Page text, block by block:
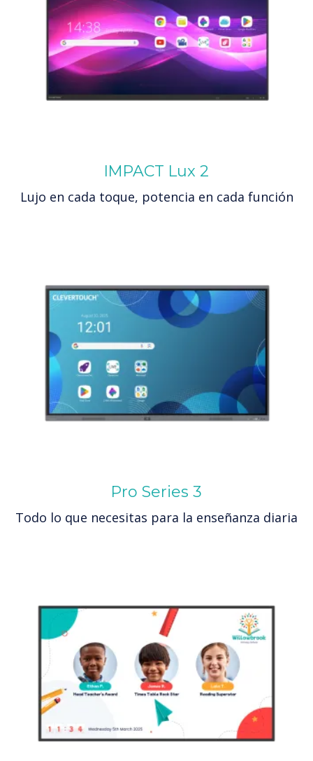
IMPACT Lux 2
Lujo en cada toque, potencia en cada función
Pro Series 3
Todo lo que necesitas para la enseñanza diaria